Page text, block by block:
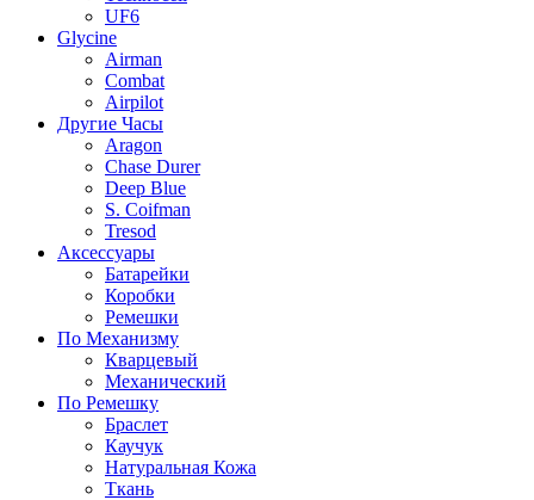
UF6
Glycine
Airman
Combat
Airpilot
Другие Часы
Aragon
Chase Durer
Deep Blue
S. Coifman
Tresod
Аксессуары
Батарейки
Коробки
Ремешки
По Механизму
Кварцевый
Механический
По Ремешку
Браслет
Каучук
Натуральная Кожа
Ткань